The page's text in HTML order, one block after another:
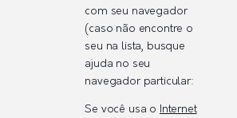
com seu navegador
(caso não encontre o
seu na lista, busque
ajuda no seu
navegador particular:
Se você usa o
Internet